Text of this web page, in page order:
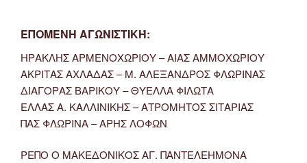
ΕΠΟΜΕΝΗ ΑΓΩΝΙΣΤΙΚΉ:
ΗΡΑΚΛΗΣ ΑΡΜΕΝΟΧΩΡΙΟΥ – ΑΙΑΣ ΑΜΜΟΧΩΡΙΟΥ
ΑΚΡΙΤΑΣ ΑΧΛΑΔΑΣ – Μ. ΑΛΕΞΑΝΔΡΟΣ ΦΛΩΡΙΝΑΣ
ΔΙΑΓΟΡΑΣ ΒΑΡΙΚΟΥ – ΘΥΕΛΛΑ ΦΙΛΩΤΑ
ΕΛΛΑΣ Α. ΚΑΛΛΙΝΙΚΗΣ – ΑΤΡΟΜΗΤΟΣ ΣΙΤΑΡΙΑΣ
ΠΑΣ ΦΛΩΡΙΝΑ – ΑΡΗΣ ΛΟΦΩΝ
ΡΕΠΟ Ο ΜΑΚΕΔΟΝΙΚΟΣ ΑΓ. ΠΑΝΤΕΛΕΗΜΟΝΑ